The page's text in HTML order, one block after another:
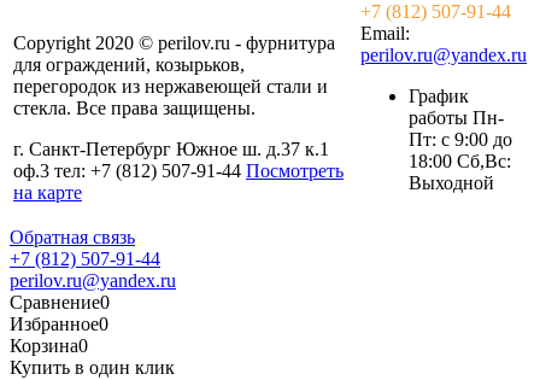
Copyright 2020 © perilov.ru - фурнитура
для ограждений, козырьков,
перегородок из нержавеющей стали и
стекла. Все права защищены.
г. Санкт-Петербург Южное ш. д.37 к.1
оф.3 тел: +7 (812) 507-91-44 Посмотреть
на карте
+7 (812) 507-91-44
Email:
perilov.ru@yandex.ru
График
работы Пн-
Пт: с 9:00 до
18:00 Сб,Вс:
Выходной
Обратная связь
+7 (812) 507-91-44
perilov.ru@yandex.ru
Сравнение0
Избранное0
Корзина0
Купить в один клик